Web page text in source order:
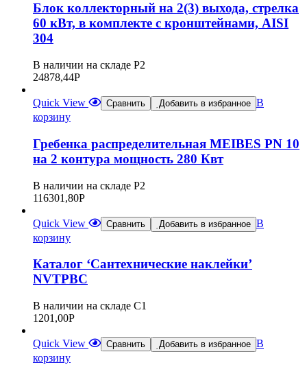
Блок коллекторный на 2(3) выхода, стрелка
60 кВт, в комплекте с кронштейнами, AISI
304
В наличии на складе Р2
24878,44Р
Quick View Сравнить Добавить в избранное В
корзину
Гребенка распределительная MEIBES PN 10
на 2 контура мощность 280 Квт
В наличии на складе Р2
116301,80Р
Quick View Сравнить Добавить в избранное В
корзину
Каталог ‘Сантехнические наклейки’
NVTPBC
В наличии на складе С1
1201,00Р
Quick View Сравнить Добавить в избранное В
корзину